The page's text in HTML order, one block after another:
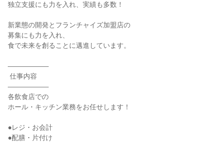
独立支援にも力を入れ、実績も多数！
新業態の開発とフランチャイズ加盟店の
募集にも力を入れ、
食で未来を創ることに邁進しています。
――――――
――――――
各飲食店での
ホール・キッチン業務をお任せします！
●レジ・お会計
●配膳・片付け